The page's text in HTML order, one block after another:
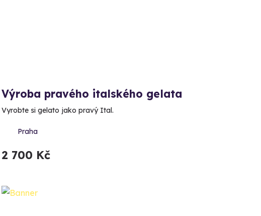
Výroba pravého italského gelata
Vyrobte si gelato jako pravý Ital.
Praha
2 700 Kč